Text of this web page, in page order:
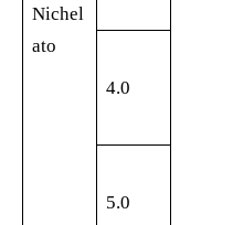
Nichel
ato
4.0
5.0